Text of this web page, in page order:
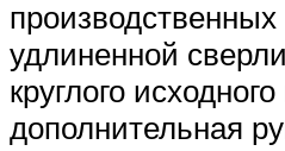
удлиненной
круглого
дополнительная